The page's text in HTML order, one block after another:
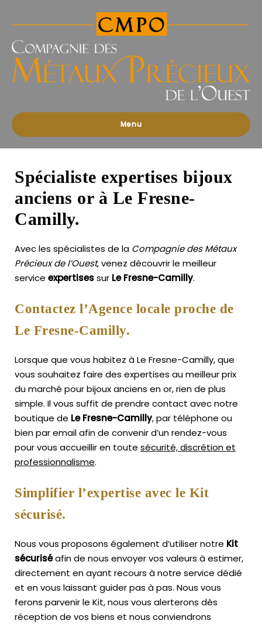
des
Précieux
l'Ouest
Menu
Spécialiste expertises bijoux
anciens or à Le Fresne-
Camilly.
Avec les spécialistes de la Compagnie des Métaux
Précieux de l’Ouest, venez découvrir le meilleur
service expertisessur Le Fresne-Camilly.
Contactez l’Agence locale proche de
Le Fresne-Camilly.
Lorsque que vous habitez à Le Fresne-Camilly, que
vous souhaitez faire des expertises au meilleur prix
du marché pour bijoux anciens en or, rien de plus
simple. Il vous suffit de prendre contact avec notre
boutique de Le Fresne-Camilly, par téléphone ou
bien par email afin de convenir d’un rendez-vous
pour vous accueillir en toute sécurité, discrétion et
professionnalisme.
Simplifier l’expertise avec le Kit
sécurisé.
Nous vous proposons également d’utiliser notre Kit
sécuriséafin de nous envoyer vos valeurs à estimer,
directement en ayant recours à notre service dédié
et en vous laissant guider pas à pas. Nous vous
ferons parvenir le Kit, nous vous alerterons dès
réception de vos biens et nous conviendrons